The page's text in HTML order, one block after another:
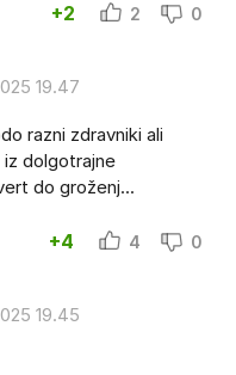
+2 2 0
19.47
razni zdravniki ali
dolgotrajne
do groženj...
+4 4 0
19.45